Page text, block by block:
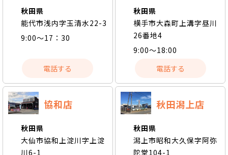
秋田県
能代市浅内字玉清水22-3
9:00～17：30
電話する
秋田県
横手市大森町上溝字昼川
26番地4
9:00～18:00
電話する
協和店
秋田県
大仙市協和上淀川字上淀
川6-1
秋田潟上店
秋田県
潟上市昭和大久保字阿弥
陀堂104-1